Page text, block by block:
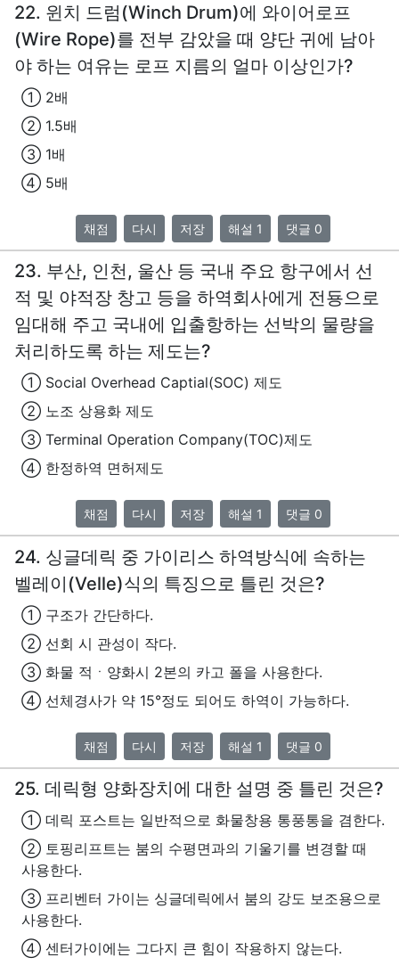
22. 윈치 드럼(Winch Drum)에 와이어로프
(Wire Rope)를 전부 감았을 때 양단 귀에 남아
야 하는 여유는 로프 지름의 얼마 이상인가?
① 2배
② 1.5배
③ 1배
④ 5배
채점 다시 저장 해설 1 댓글 0
23. 부산, 인천, 울산 등 국내 주요 항구에서 선
적 및 야적장 창고 등을 하역회사에게 전둉으로
임대해 주고 국내에 입출항하는 선박의 물량을
처리하도록 하는 제도는?
① Social Overhead Captial(SOC) 제도
② 노조 상용화 제도
③ Terminal Operation Company(TOC)제도
④ 한정하역 면허제도
채점 다시 저장 해설 1 댓글 0
24. 싱글데릭 중 가이리스 하역방식에 속하는
벨레이(Velle)식의 특징으로 틀린 것은?
① 구조가 간단하다.
② 선회 시 관성이 작다.
③ 화물 적ㆍ양화시 2본의 카고 폴을 사용한다.
④ 선체경사가 약 15°정도 되어도 하역이 가능하다.
채점 다시 저장 해설 1 댓글 0
25. 데릭형 양화장치에 대한 설명 중 틀린 것은?
① 데릭 포스트는 일반적으로 화물창용 통풍통을 겸한다.
② 토핑리프트는 붐의 수평면과의 기울기를 변경할 때
사용한다.
③ 프리벤터 가이는 싱글데릭에서 붐의 강도 보조용으로
사용한다.
④ 센터가이에는 그다지 큰 힘이 작용하지 않는다.